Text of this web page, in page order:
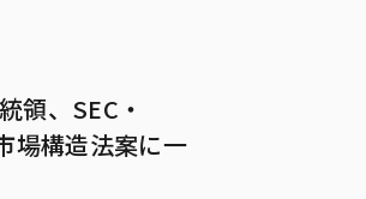
領、SEC・
場構造法案に一